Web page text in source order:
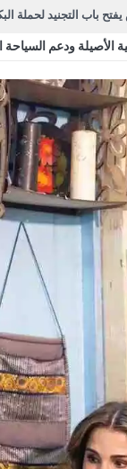
باب التجنيد لحملة
اليومية ويؤكد حرص
الملك يلتقي مجموعة
الأصيلة ودعم السياحة